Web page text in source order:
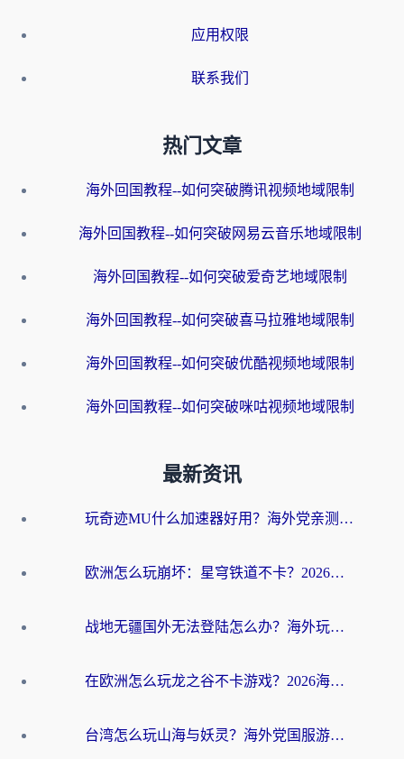
应用权限
联系我们
热门文章
海外回国教程--如何突破腾讯视频地域限制
海外回国教程--如何突破网易云音乐地域限制
海外回国教程--如何突破爱奇艺地域限制
海外回国教程--如何突破喜马拉雅地域限制
海外回国教程--如何突破优酷视频地域限制
海外回国教程--如何突破咪咕视频地域限制
最新资讯
玩奇迹MU什么加速器好用？海外党亲测：这款加速器让你告别延迟卡顿！
欧洲怎么玩崩坏：星穹铁道不卡？2026海外玩家国服游戏加速器终极攻略
战地无疆国外无法登陆怎么办？海外玩家国服畅玩终极指南（附欧服魔兽EVE加速方案）
在欧洲怎么玩龙之谷不卡游戏？2026海外党国服游戏加速全攻略
台湾怎么玩山海与妖灵？海外党国服游戏加速全攻略，告别延迟卡顿